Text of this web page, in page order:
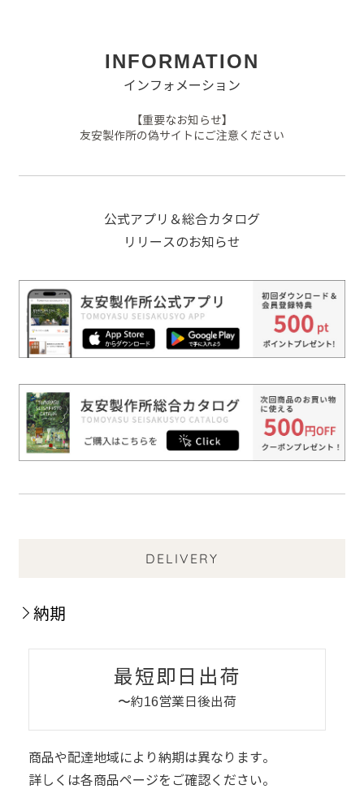
INFORMATION
インフォメーション
【重要なお知らせ】
友安製作所の偽サイトにご注意ください
公式アプリ＆総合カタログ
リリースのお知らせ
DELIVERY
納期
最短即日出荷
〜約16営業日後出荷
商品や配達地域により納期は異なります。
詳しくは各商品ページをご確認ください。